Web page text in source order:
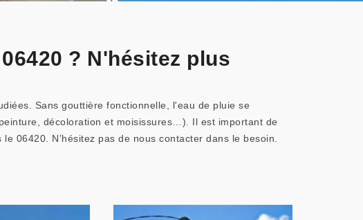
? N'hésitez plus
Sans gouttière fonctionnelle, l'eau de pluie se
décoloration et moisissures…). Il est important de
06420. N’hésitez pas de nous contacter dans le besoin.